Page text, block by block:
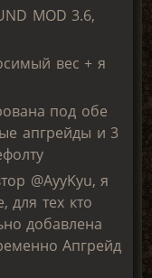
MOD 3.6,
вес + я
под обе
апгрейды и 3
@AyyKyu, я
для тех кто
добавлена
Апгрейд